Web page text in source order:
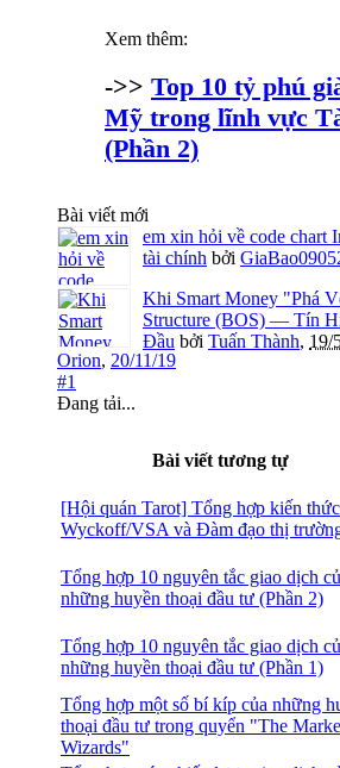
Xem thêm:
->> Top 10 tỷ phú
Mỹ trong lĩnh vực
(Phần 2)
Bài viết mới
em xin hỏi về code chart
tài chính bởi
Khi Smart Money "Phá
Structure (BOS) — Tín
Đầu bởi Tuấn Thành, 19/
Orion, 20/11/19
#1
Đang tải...
Bài viết tương tự
[Hội quán Tarot] Tổng hợp kiến thức
Wyckoff/VSA và Đàm đạo thị
Tổng hợp 10 nguyên tắc giao dịch
những huyền thoại đầu tư (Phần 2)
Tổng hợp 10 nguyên tắc giao dịch
những huyền thoại đầu tư (Phần 1)
Tổng hợp một số bí kíp của những
thoại đầu tư trong quyển "The
Wizards"